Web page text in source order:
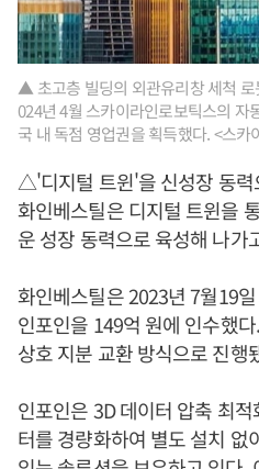
▲ 초고층 빌딩의 외관유리창 세척
024년 4월 스카이라인로보틱스의 자
국 내 독점 영업권을 획득했다. <스카
△'디지털 트윈'을 신성장 동력
화인베스틸은 디지털 트윈을
운 성장 동력으로 육성해 나가
화인베스틸은 2023년 7월19
인포인을 149억 원에 인수했
상호 지분 교환 방식으로 진행
인포인은 3D 데이터 압축 최
터를 경량화하여 별도 설치 없